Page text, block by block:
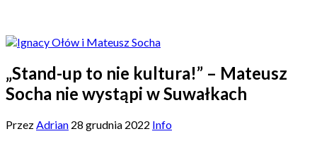
„Stand-up to nie kultura!” – Mateusz
Socha nie wystąpi w Suwałkach
PrzezAdrian 28 grudnia 2022 Info